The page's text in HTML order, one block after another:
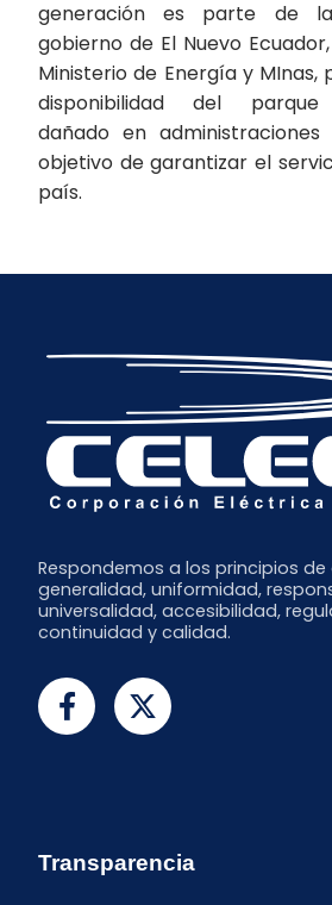
generación es parte de
gobierno de El Nuevo
Ministerio de Energía y
disponibilidad del parque
dañado en
objetivo de garantizar el
país.
Respondemos a los principios
generalidad, uniformidad,
universalidad, accesibilidad,
continuidad y calidad.
Transparencia